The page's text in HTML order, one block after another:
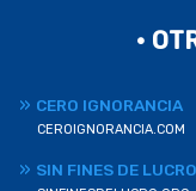
•
CERO IGNORANCIA
CEROIGNORANCIA.COM
SIN FINES DE LUCRO